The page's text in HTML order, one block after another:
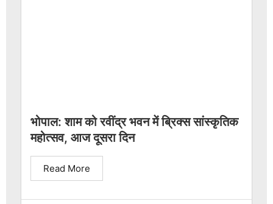
भोपाल: शाम को रवींद्र भवन में ब्रिक्स सांस्कृतिक
महोत्सव, आज दूसरा दिन
Read More